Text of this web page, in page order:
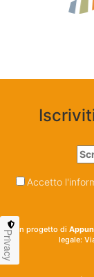
Accetto
Un progetto di
legale:
Privacy